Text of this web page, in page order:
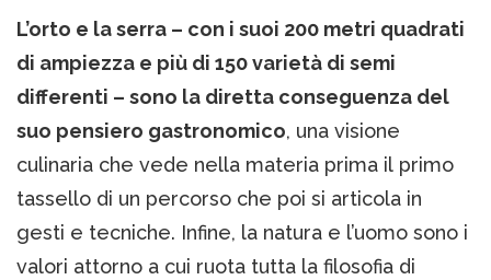
L’orto e la serra – con i suoi 200 metri quadrati
di ampiezza e più di 150 varietà di semi
differenti – sono la diretta conseguenza del
suo pensiero gastronomico, una visione
culinaria che vede nella materia prima il primo
tassello di un percorso che poi si articola in
gesti e tecniche. Infine, la natura e l’uomo sono i
valori attorno a cui ruota tutta la filosofia di